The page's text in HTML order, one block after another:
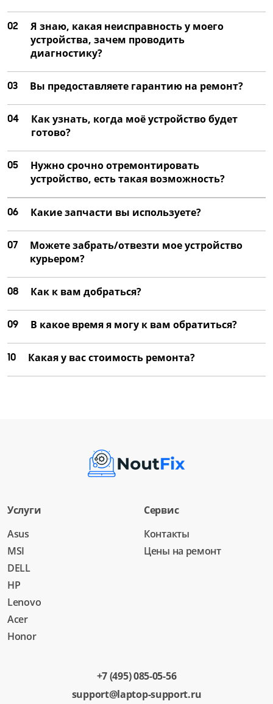
02
Я знаю, какая неисправность у моего
устройства, зачем проводить
диагностику?
03 Вы предоставляете гарантию на ремонт?
04
Как узнать, когда моё устройство будет
готово?
05
Нужно срочно отремонтировать
устройство, есть такая возможность?
06 Какие запчасти вы используете?
07
Можете забрать/отвезти мое устройство
курьером?
08 Как к вам добраться?
09 В какое время я могу к вам обратиться?
10 Какая у вас стоимость ремонта?
Услуги
Asus
MSI
DELL
HP
Lenovo
Acer
Honor
Сервис
Контакты
Цены на ремонт
+7 (495) 085-05-56
support@laptop-support.ru